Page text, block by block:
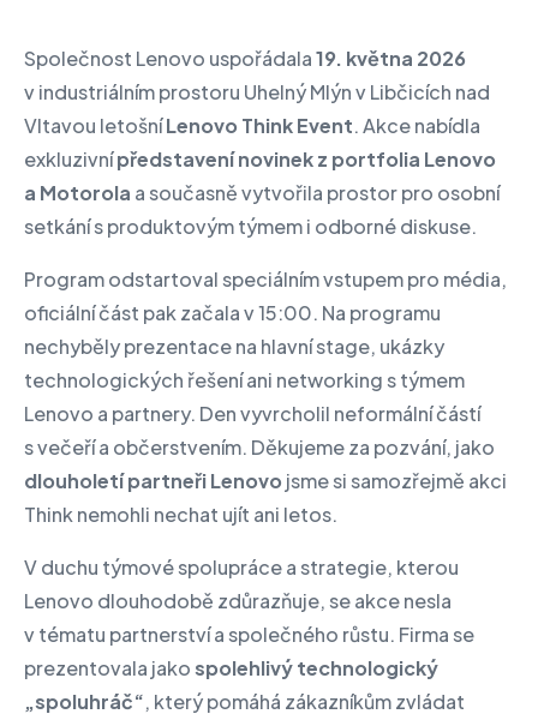
Společnost Lenovo uspořádala19. května 2026
v industriálním prostoru Uhelný Mlýn v Libčicích nad
Vltavou letošníLenovo Think Event. Akce nabídla
exkluzivnípředstavení novinek z portfolia Lenovo
a Motorola a současně vytvořila prostor pro osobní
setkání s produktovým týmem i odborné diskuse.
Program odstartoval speciálním vstupem pro média,
oficiální část pak začala v 15:00. Na programu
nechyběly prezentace na hlavní stage, ukázky
technologických řešení ani networking s týmem
Lenovo a partnery. Den vyvrcholil neformální částí
s večeří a občerstvením. Děkujeme za pozvání, jako
dlouholetí partneři Lenovo jsme si samozřejmě akci
Think nemohli nechat ujít ani letos.
V duchu týmové spolupráce a strategie, kterou
Lenovo dlouhodobě zdůrazňuje, se akce nesla
v tématu partnerství a společného růstu. Firma se
prezentovala jakospolehlivý technologický
„spoluhráč“, který pomáhá zákazníkům zvládat